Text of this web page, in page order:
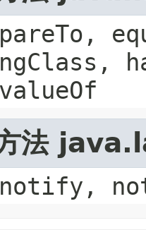
方法
notify,